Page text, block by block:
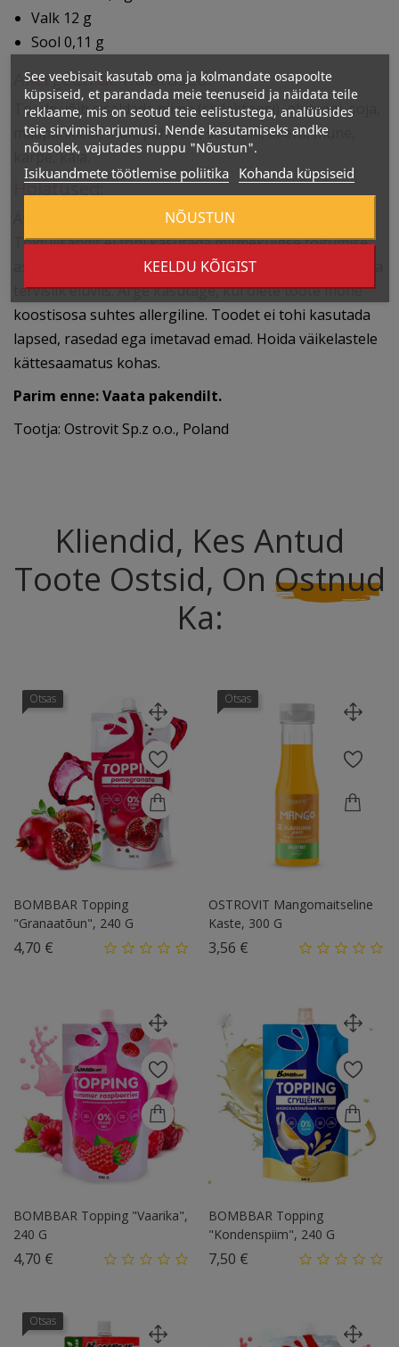
Valk 12 g
Sool 0,11 g
Allergeenide hoiatused:
Toode võib sisaldada piima (sh laktoosi), gluteeni, soja,
maapähkleid, muid pähkleid, seesami, kaera, mune,
karpe, kala.
Hoiatused:
Ärge ületage soovitatavat ööpäevast kogust.
Toidulisandit ei tohi kasutada mitmekülgse toitumise
asendajana. Soovitatav on tasakaalustatud toitumine ja
tervislik eluviis. Ärge kasutage, kui olete toote mõne
koostisosa suhtes allergiline. Toodet ei tohi kasutada
lapsed, rasedad ega imetavad emad. Hoida väikelastele
kättesaamatus kohas.
Parim enne: Vaata pakendilt.
Tootja: Ostrovit Sp.z o.o., Poland
Kliendid, Kes Antud
Toote Ostsid, OnOstnud
Ka:
Otsas
BOMBBAR Topping
"Granaatõun", 240 G
4,70 €
Otsas
OSTROVIT Mangomaitseline
Kaste, 300 G
3,56 €
BOMBBAR Topping "Vaarika",
240 G
4,70 €
BOMBBAR Topping
"Kondenspiim", 240 G
7,50 €
Otsas
See veebisait kasutab oma ja kolmandate osapoolte
küpsiseid, et parandada meie teenuseid ja näidata teile
reklaame, mis on seotud teie eelistustega, analüüsides
teie sirvimisharjumusi. Nende kasutamiseks andke
nõusolek, vajutades nuppu "Nõustun".
Isikuandmete töötlemise poliitika Kohanda küpsiseid
KEELDU KÕIGIST
NÕUSTUN